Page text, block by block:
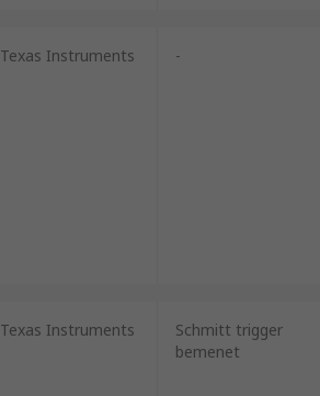
Texas Instruments -
Texas Instruments
Schmitt trigger
bemenet